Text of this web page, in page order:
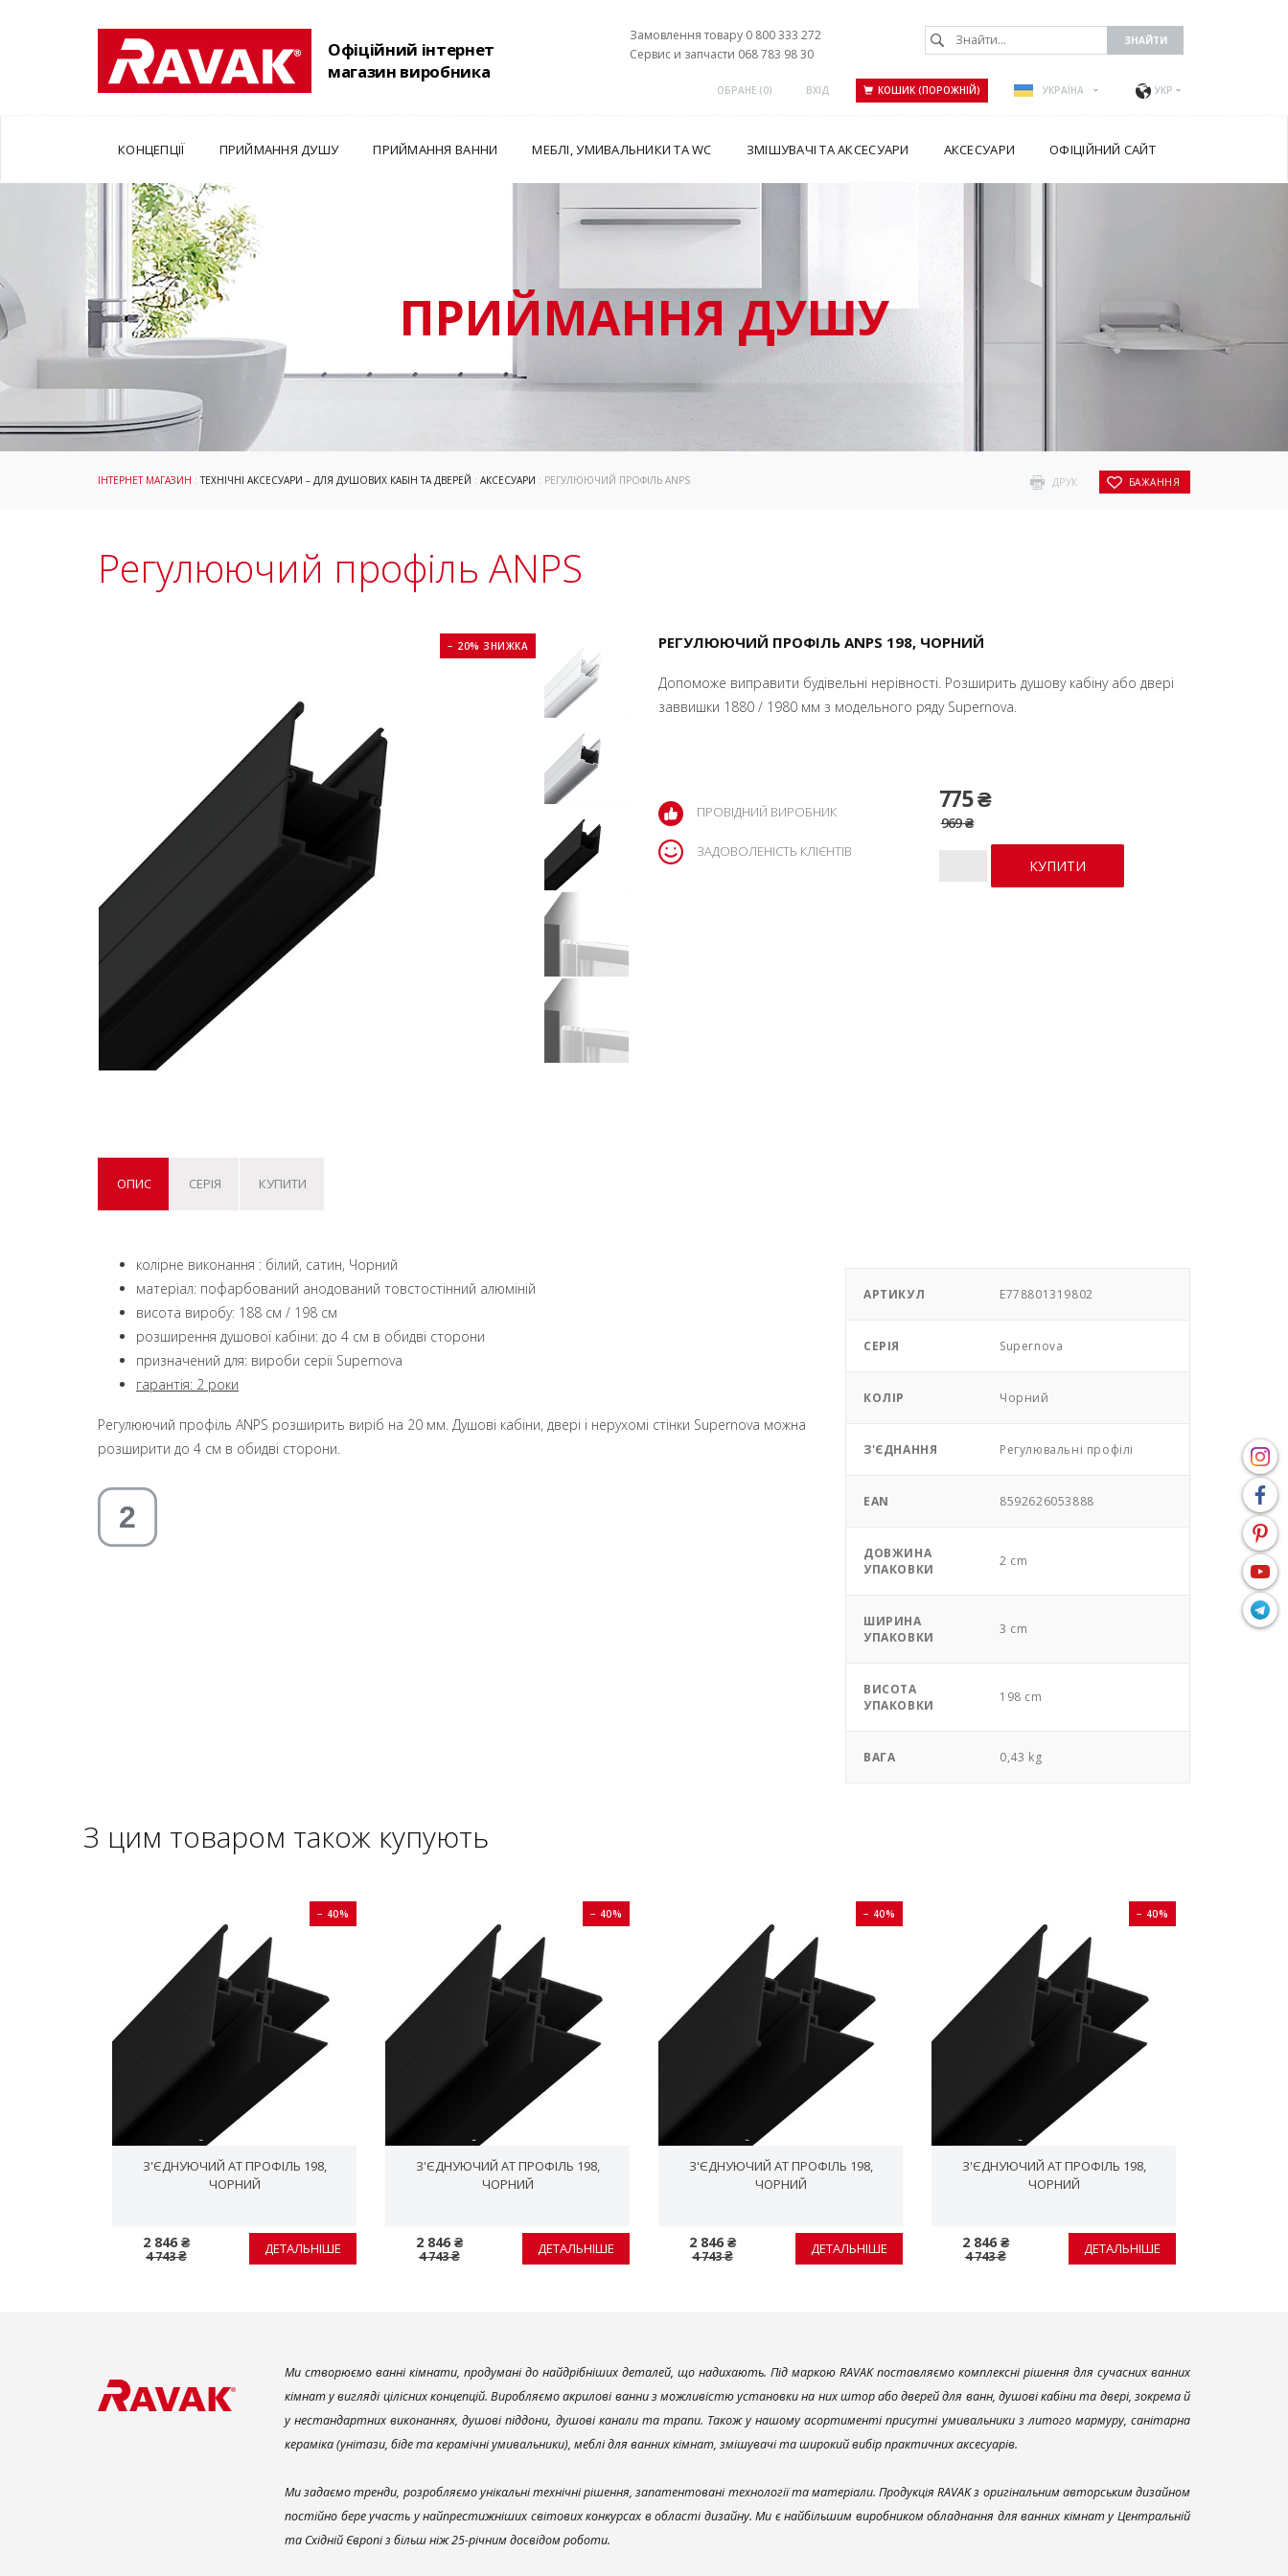
Офіційний інтернет
магазин виробника
Замовлення товару 0 800 333 272
Сервис и запчасти 068 783 98 30
ОБРАНЕ (0) ВХІД КОШИК (ПОРОЖНІЙ) УКРАЇНА УКР
КОНЦЕПЦІЇ ПРИЙМАННЯ ДУШУ ПРИЙМАННЯ ВАННИ МЕБЛІ, УМИВАЛЬНИКИ ТА WC ЗМІШУВАЧІ ТА АКСЕСУАРИ АКСЕСУАРИ ОФІЦІЙНИЙ САЙТ
ПРИЙМАННЯ ДУШУ
ДРУК БАЖАННЯ
ІНТЕРНЕТ МАГАЗИН :ТЕХНІЧНІ АКСЕСУАРИ – ДЛЯ ДУШОВИХ КАБІН ТА ДВЕРЕЙ : АКСЕСУАРИ : РЕГУЛЮЮЧИЙ ПРОФІЛЬ ANPS
Регулюючий профіль ANPS
− 20% ЗНИЖКА РЕГУЛЮЮЧИЙ ПРОФІЛЬ ANPS 198, ЧОРНИЙ
Допоможе виправити будівельні нерівності. Розширить душову кабіну або двері
заввишки 1880 / 1980 мм з модельного ряду Supernova.
775 ₴
969 ₴
ПРОВІДНИЙ ВИРОБНИК
ЗАДОВОЛЕНІСТЬ КЛІЄНТІВ
ОПИС СЕРІЯ КУПИТИ
колірне виконання : білий, сатин, Чорний
матеріал: пофарбований анодований товстостінний алюміній
висота виробу: 188 см / 198 см
розширення душової кабіни: до 4 см в обидві сторони
призначений для: вироби серії Supernova
гарантія: 2 роки
Регулюючий профіль АNPS розширить виріб на 20 мм. Душові кабіни, двері і нерухомі стінки Supernova можна
розширити до 4 см в обидві сторони.
АРТИКУЛ E778801319802
СЕРІЯ Supernova
КОЛІР Чорний
З'ЄДНАННЯ Регулювальні профілі
EAN 8592626053888
ДОВЖИНА
УПАКОВКИ
2 cm
ШИРИНА
УПАКОВКИ
3 cm
ВИСОТА
УПАКОВКИ
198 cm
ВАГА 0,43 kg
З цим товаром також купують
− 40%
З'ЄДНУЮЧИЙ AT ПРОФІЛЬ 198,
ЧОРНИЙ
2 846 ₴
4 743 ₴ ДЕТАЛЬНІШЕ
− 40%
З'ЄДНУЮЧИЙ AT ПРОФІЛЬ 198,
ЧОРНИЙ
2 846 ₴
4 743 ₴ ДЕТАЛЬНІШЕ
− 40%
З'ЄДНУЮЧИЙ AT ПРОФІЛЬ 198,
ЧОРНИЙ
2 846 ₴
4 743 ₴ ДЕТАЛЬНІШЕ
− 40%
З'ЄДНУЮЧИЙ AT ПРОФІЛЬ 198,
ЧОРНИЙ
2 846 ₴
4 743 ₴ ДЕТАЛЬНІШЕ
Ми створюємо ванні кімнати, продумані до найдрібніших деталей, що надихають. Під маркою RAVAK поставляємо комплексні рішення для сучасних ванних
кімнат у вигляді цілісних концепцій. Виробляємо акрилові ванни з можливістю установки на них штор або дверей для ванн, душові кабіни та двері, зокрема й
у нестандартних виконаннях, душові піддони, душові канали та трапи. Також у нашому асортименті присутні умивальники з литого мармуру, санітарна
кераміка (унітази, біде та керамічні умивальники), меблі для ванних кімнат, змішувачі та широкий вибір практичних аксесуарів.
Ми задаємо тренди, розробляємо унікальні технічні рішення, запатентовані технології та матеріали. Продукція RAVAK з оригінальним авторським дизайном
постійно бере участь у найпрестижніших світових конкурсах в області дизайну. Ми є найбільшим виробником обладнання для ванних кімнат у Центральній
та Східній Європі з більш ніж 25-річним досвідом роботи.